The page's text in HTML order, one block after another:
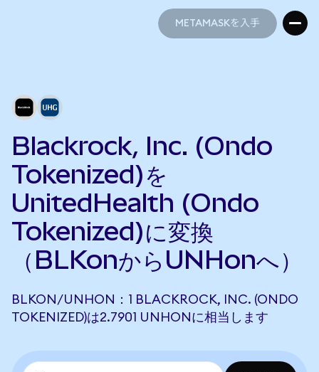
METAMASKを入手
Blackrock, Inc. (Ondo
Tokenized)を
UnitedHealth (Ondo
Tokenized)に変換
（BLKonからUNHonへ）
BLKON/UNHON：1 BLACKROCK, INC. (ONDO
TOKENIZED)は2.7901 UNHONに相当します